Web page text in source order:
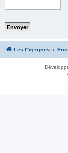
Les Cigognes